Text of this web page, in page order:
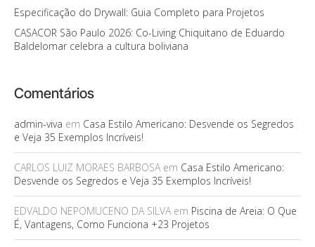
Especificação do Drywall: Guia Completo para Projetos
CASACOR São Paulo 2026: Co-Living Chiquitano de Eduardo
Baldelomar celebra a cultura boliviana
Comentários
admin-viva em Casa Estilo Americano: Desvende os Segredos
e Veja 35 Exemplos Incríveis!
CARLOS LUIZ MORAES BARBOSAem Casa Estilo Americano:
Desvende os Segredos e Veja 35 Exemplos Incríveis!
EDVALDO NEPOMUCENO DA SILVAem Piscina de Areia: O Que
É, Vantagens, Como Funciona +23 Projetos